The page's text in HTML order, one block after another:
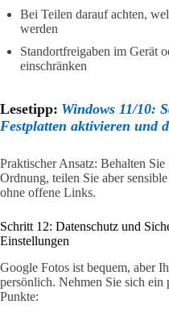
Bei Teilen darauf achten,
werden
Standortfreigaben im Gerät
einschränken
Lesetipp: Windows 11/10:
Festplatten aktivieren und
Praktischer Ansatz: Behalten
Ordnung, teilen Sie aber
ohne offene Links.
Schritt 12: Datenschutz und
Einstellungen
Google Fotos ist bequem, aber
persönlich. Nehmen Sie sich ein
Punkte: